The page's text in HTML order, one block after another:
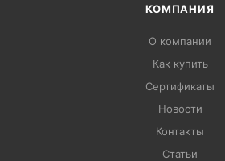
КОМПАНИЯ
О компании
Как купить
Сертификаты
Новости
Контакты
Статьи